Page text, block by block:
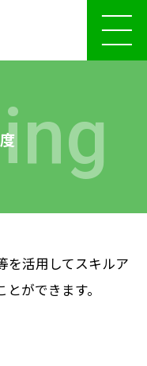
を活用してスキルア
ができます。